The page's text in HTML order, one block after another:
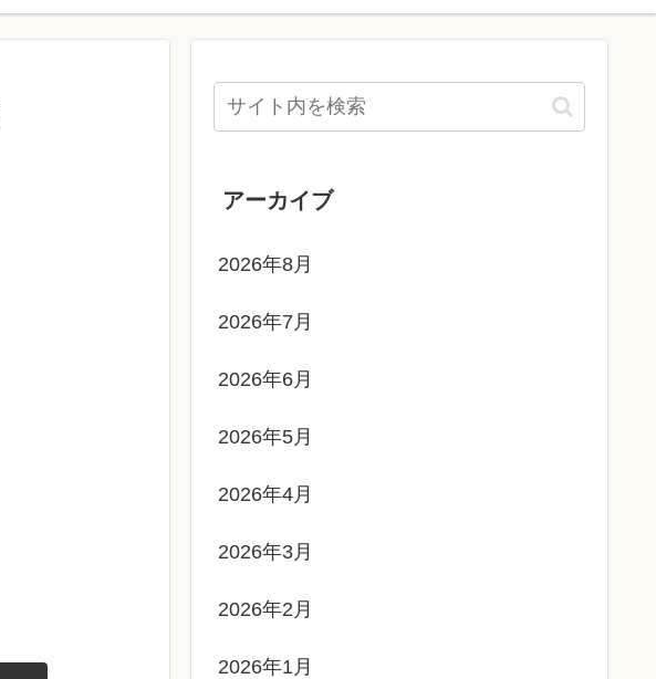
アーカイブ
2026年8月
2026年7月
2026年6月
2026年5月
2026年4月
2026年3月
2026年2月
2026年1月